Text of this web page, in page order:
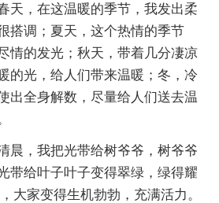
天，在这温暖的季节，我发出柔
搭调；夏天，这个热情的季节
情的发光；秋天，带着几分凄凉
的光，给人们带来温暖；冬，冷
出全身解数，尽量给人们送去温
晨，我把光带给树爷爷，树爷爷
带给叶子叶子变得翠绿，绿得耀
大家变得生机勃勃，充满活力。